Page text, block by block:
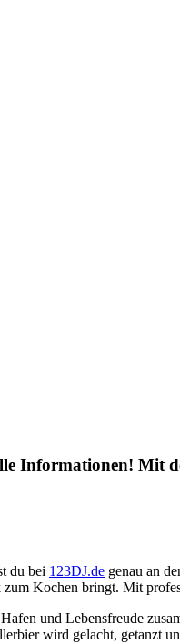
Informationen! Mit
du bei 123DJ.de genau an
Kochen bringt. Mit
und Lebensfreude
wird gelacht, getanzt